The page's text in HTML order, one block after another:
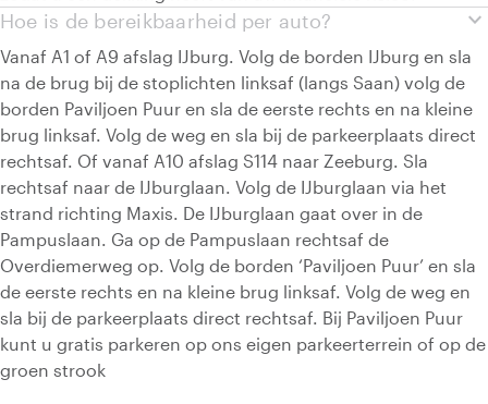
expand_more
Hoe is de bereikbaarheid per auto?
Vanaf A1 of A9 afslag IJburg. Volg de borden IJburg en sla
na de brug bij de stoplichten linksaf (langs Saan) volg de
borden Paviljoen Puur en sla de eerste rechts en na kleine
brug linksaf. Volg de weg en sla bij de parkeerplaats direct
rechtsaf. Of vanaf A10 afslag S114 naar Zeeburg. Sla
rechtsaf naar de IJburglaan. Volg de IJburglaan via het
strand richting Maxis. De IJburglaan gaat over in de
Pampuslaan. Ga op de Pampuslaan rechtsaf de
Overdiemerweg op. Volg de borden ‘Paviljoen Puur’ en sla
de eerste rechts en na kleine brug linksaf. Volg de weg en
sla bij de parkeerplaats direct rechtsaf. Bij Paviljoen Puur
kunt u gratis parkeren op ons eigen parkeerterrein of op de
groen strook